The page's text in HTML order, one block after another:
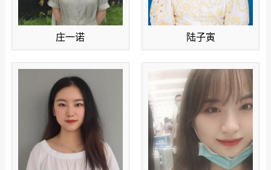
庄一诺 陆子寅